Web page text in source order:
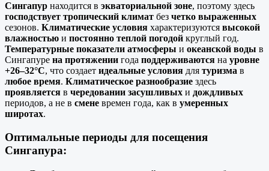
Сингапур находится в экваториальной зоне, поэтому здесь
господствует тропический климат без четко выраженных
сезонов. Климатические условия характеризуются высокой
влажностью и постоянно теплой погодой круглый год.
Температурные показатели атмосферы и океанской воды в
Сингапуре на протяжении года поддерживаются на уровне
+26–32°C, что создает идеальные условия для туризма в
любое время. Климатическое разнообразие здесь
проявляется в чередовании засушливых и дождливых
периодов, а не в смене времен года, как в умеренных
широтах.
Оптимальные периоды для посещения
Сингапура: